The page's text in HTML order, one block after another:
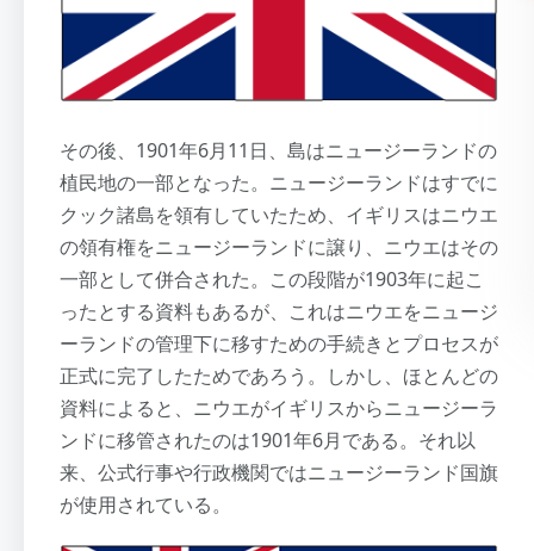
その後、1901年6月11日、島はニュージーランドの
植民地の一部となった。ニュージーランドはすでに
クック諸島を領有していたため、イギリスはニウエ
の領有権をニュージーランドに譲り、ニウエはその
一部として併合された。この段階が1903年に起こ
ったとする資料もあるが、これはニウエをニュージ
ーランドの管理下に移すための手続きとプロセスが
正式に完了したためであろう。しかし、ほとんどの
資料によると、ニウエがイギリスからニュージーラ
ンドに移管されたのは1901年6月である。それ以
来、公式行事や行政機関ではニュージーランド国旗
が使用されている。